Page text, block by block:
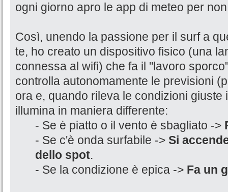
ogni giorno apro le app di meteo per
Così, unendo la passione per il surf a
te, ho creato un dispositivo fisico (una
connessa al wifi) che fa il "lavoro
controlla autonomamente le previsioni
ora e, quando rileva le condizioni
illumina in maniera differente:
- Se è piatto o il vento è sbagliato ->
- Se c'è onda surfabile -> Si
dello spot.
- Se la condizione è epica -> Fa un